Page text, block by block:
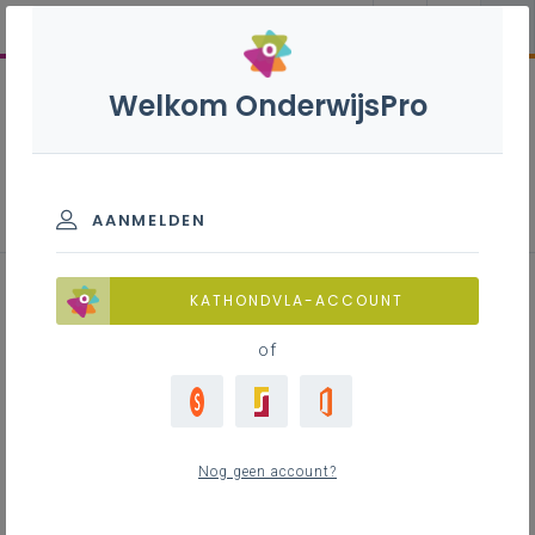
20 maart 2024 –
Vlaamsgezinde, rechtse
studentenverenigingen aan
Welkom OnderwijsPro
AANMELDEN
KATHONDVLA-ACCOUNT
of
Nog geen account?